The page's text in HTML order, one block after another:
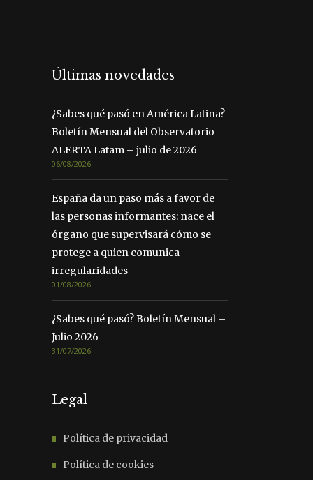
Últimas novedades
¿Sabes qué pasó en América Latina?
Boletín Mensual del Observatorio
ALERTA Latam – julio de 2026
06/08/2026
España da un paso más a favor de
las personas informantes: nace el
órgano que supervisará cómo se
protege a quien comunica
irregularidades
01/08/2026
¿Sabes qué pasó? Boletín Mensual –
Julio 2026
31/07/2026
Legal
Política de privacidad
Política de cookies